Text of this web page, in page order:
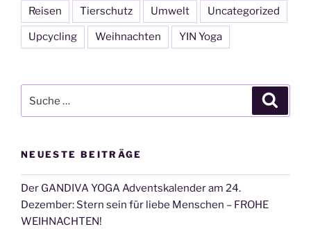
Reisen Tierschutz Umwelt Uncategorized
Upcycling Weihnachten YIN Yoga
nach:
NEUESTE BEITRÄGE
Der GANDIVA YOGA Adventskalender am 24.
Dezember: Stern sein für liebe Menschen – FROHE
WEIHNACHTEN!